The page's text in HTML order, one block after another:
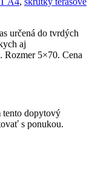
určená do tvrdých
aj
Rozmer 5×70. Cena
tento dopytový
s ponukou.